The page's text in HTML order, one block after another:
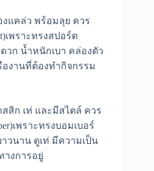
แคล่ว พร้อมลุย ควร
เพราะทรงสปอร์ต
วก น้ำหนักเบา คล่องตัว
องานที่ต้องทำกิจกรรม
สิก เท่ และมีสไตล์ ควร
เพราะทรงบอมเบอร์
วนาน ดูเท่ มีความเป็น
างการอยู่